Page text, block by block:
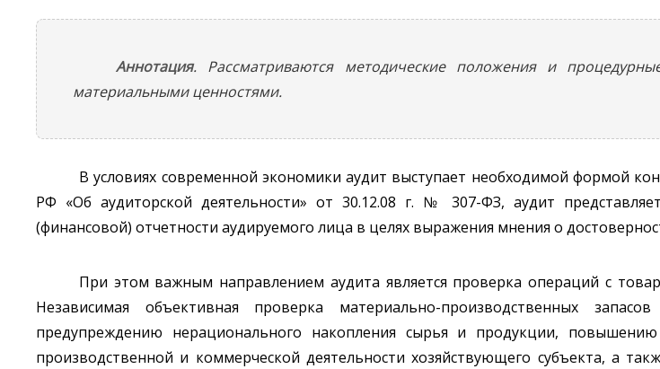
Аннотация. Рассматриваются методические положения и
материальными ценностями.
В условиях современной экономики аудит выступает необходимой формой
РФ «Об аудиторской деятельности» от 30.12.08 г. № 307-ФЗ, аудит
(финансовой) отчетности аудируемого лица в целях выражения мнения о
При этом важным направлением аудита является проверка операций с
Независимая объективная проверка материально-производственных
предупреждению нерационального накопления сырья и продукции, повышению
производственной и коммерческой деятельности хозяйствующего субъекта, а